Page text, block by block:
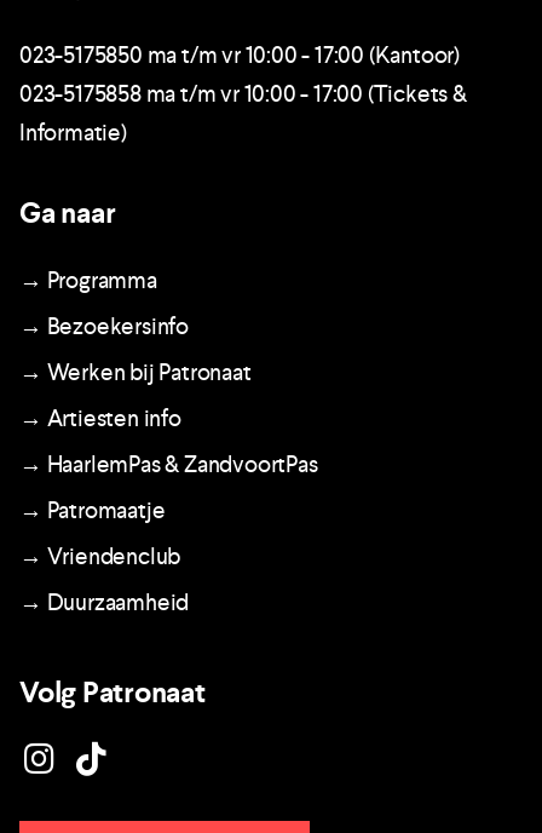
023-5175850 ma t/m vr 10:00 - 17:00 (Kantoor)
023-5175858 ma t/m vr 10:00 - 17:00 (Tickets &
Informatie)
Ga naar
→ Programma
→ Bezoekersinfo
→ Werken bij Patronaat
→ Artiesten info
→ HaarlemPas & ZandvoortPas
→ Patromaatje
→ Vriendenclub
→ Duurzaamheid
Volg Patronaat